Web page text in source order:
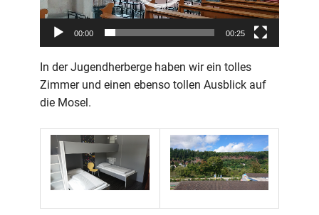
00:00 00:25
In der Jugendherberge haben wir ein tolles
Zimmer und einen ebenso tollen Ausblick auf
die Mosel.